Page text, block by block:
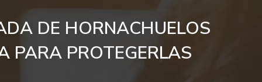
DE HORNACHUELOS
PARA PROTEGERLAS